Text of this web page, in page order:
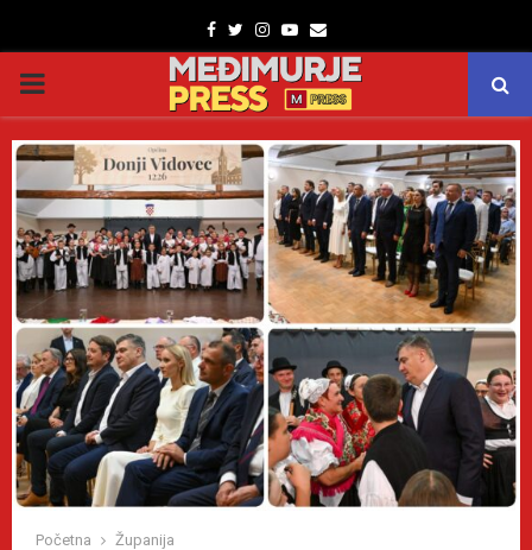
Facebook
TwitterInstagram
Youtube
Email
PRIMARY
MENU
Početna
Županija